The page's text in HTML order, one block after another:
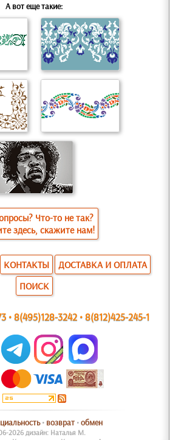
А вот еще такие:
Что-то не так?
здесь, скажите нам!
КОНТАКТЫ
ДОСТАВКА И ОПЛАТА
ПОИСК
•8(495)128-3242•8(812)425-245-1
• возврат•обмен
2026 дизайн: Наталья М.